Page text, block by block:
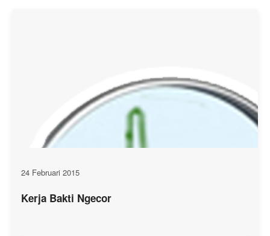
24 Februari 2015
Kerja Bakti Ngecor